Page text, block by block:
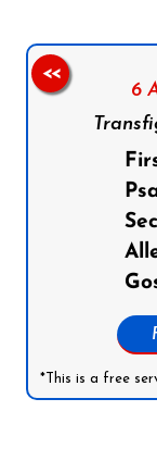
6
*This is a free
<<